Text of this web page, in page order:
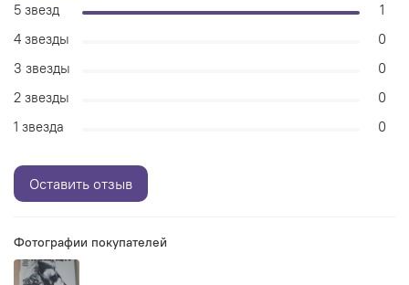
Фотографии покупателей
5 звезд
1
4 звезды
0
3 звезды
0
2 звезды
0
1 звезда
0
Оставить отзыв